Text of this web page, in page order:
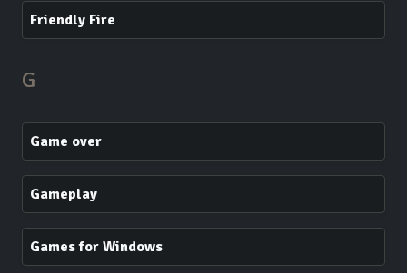
Friendly Fire
G
Game over
Gameplay
Games for Windows